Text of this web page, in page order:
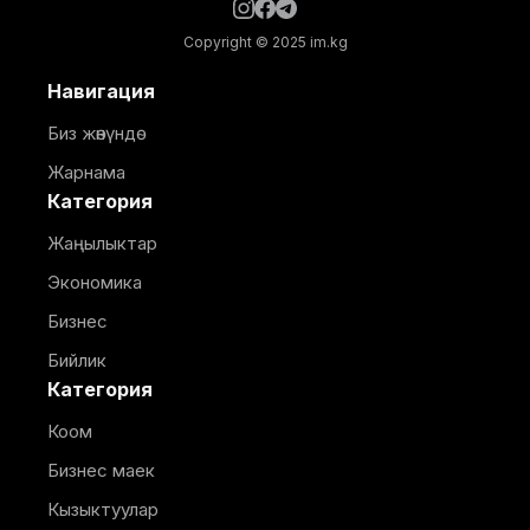
Copyright © 2025 im.kg
Навигация
Биз жөнүндө
Жарнама
Категория
Жаңылыктар
Экономика
Бизнес
Бийлик
Категория
Коом
Бизнес маек
Кызыктуулар